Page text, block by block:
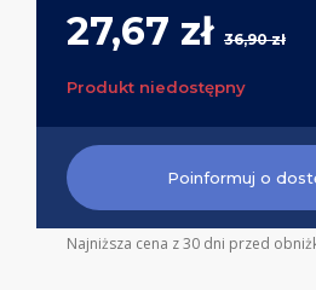
27,67 zł 36,90 zł
Produkt niedostępny
Poinformuj o
Najniższa cena z 30 dni przed